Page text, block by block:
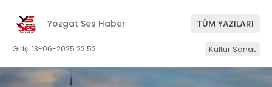
Yozgat Ses Haber TÜM YAZILARI
Giriş: 13-06-2025 22:52 Kültür Sanat